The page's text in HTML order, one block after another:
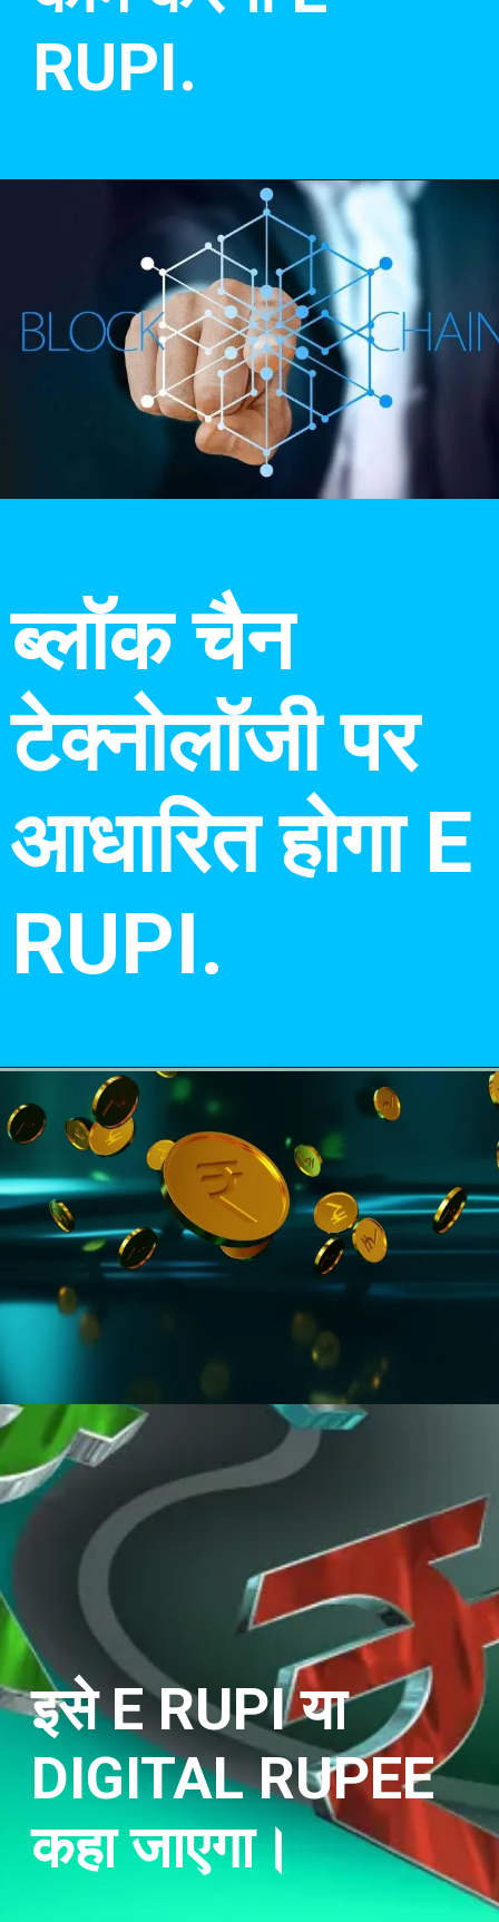
RUPI.
ब्लॉक चैन
टेक्नोलॉजी पर
आधारित होगा E
RUPI.
इसे E RUPI या
DIGITAL RUPEE
कहा जाएगा।